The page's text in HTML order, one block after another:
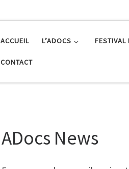
ACCUEIL L’ADOCS
CONTACT
ADocs News